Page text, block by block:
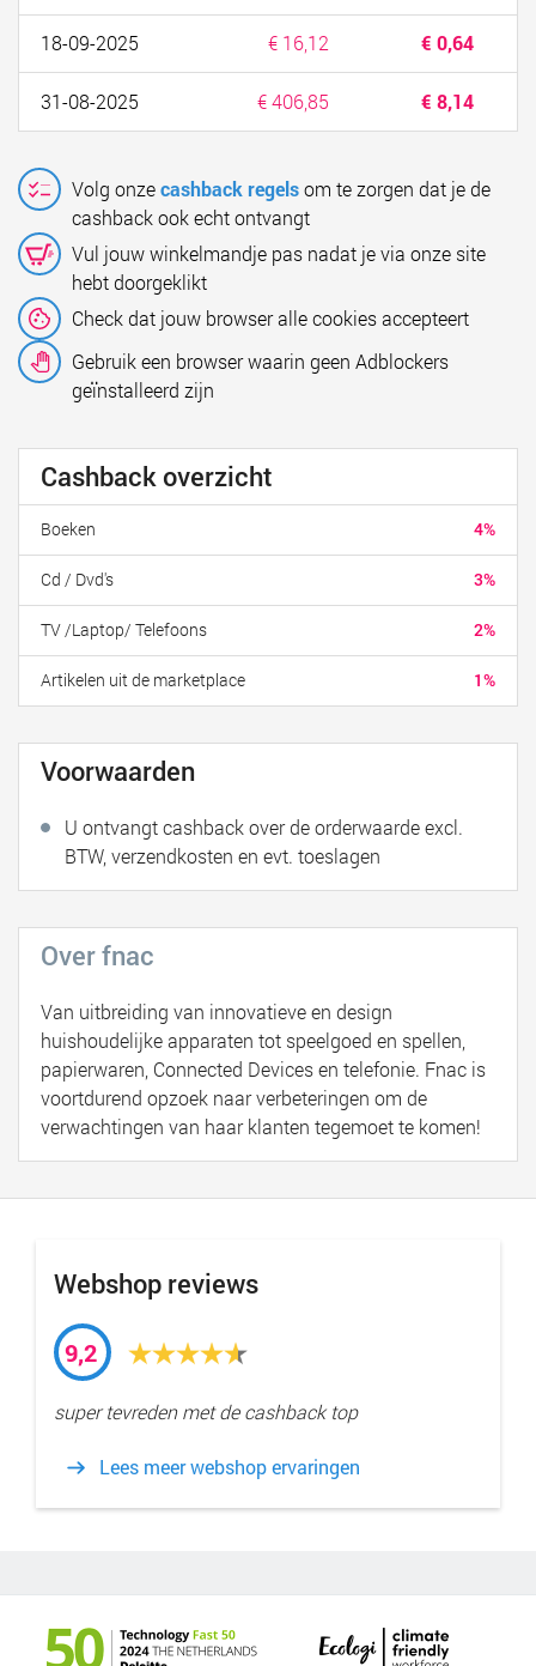
18-09-2025 € 16,12 € 0,64
31-08-2025 € 406,85 € 8,14
Volg onzecashback regelsom te zorgen dat je de
cashback ook echt ontvangt
Vul jouw winkelmandje pas nadat je via onze site
hebt doorgeklikt
Check dat jouw browser alle cookies accepteert
Gebruik een browser waarin geen Adblockers
geïnstalleerd zijn
Cashback overzicht
4%
Boeken
3%
Cd / Dvd's
2%
TV /Laptop/ Telefoons
1%
Artikelen uit de marketplace
Voorwaarden
U ontvangt cashback over de orderwaarde excl.
BTW, verzendkosten en evt. toeslagen
Over fnac
Van uitbreiding van innovatieve en design
huishoudelijke apparaten tot speelgoed en spellen,
papierwaren, Connected Devices en telefonie. Fnac is
voortdurend opzoek naar verbeteringen om de
verwachtingen van haar klanten tegemoet te komen!
Webshop reviews
9,2
super tevreden met de cashback top
Lees meer webshop ervaringen